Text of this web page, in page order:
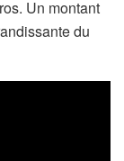
Un montant
du